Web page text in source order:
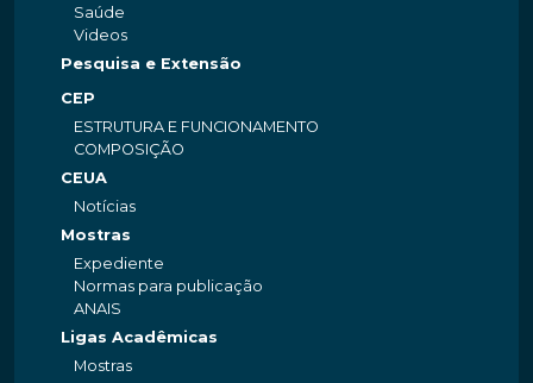
Saúde
Videos
Pesquisa e Extensão
CEP
ESTRUTURA E FUNCIONAMENTO
COMPOSIÇÃO
CEUA
Notícias
Mostras
Expediente
Normas para publicação
ANAIS
Ligas Acadêmicas
Mostras